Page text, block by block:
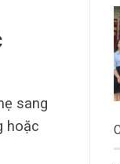
sang
hoặc